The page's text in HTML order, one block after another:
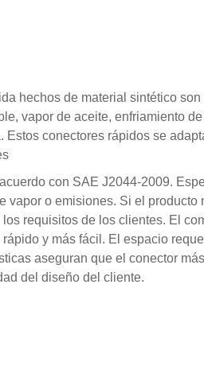
hechos de material sintético
vapor de aceite, enfriamiento
Estos conectores rápidos se
con SAE J2044-2009.
vapor o emisiones. Si el producto
requisitos de los clientes. El
y más fácil. El espacio
aseguran que el conector
del diseño del cliente.